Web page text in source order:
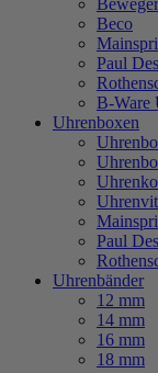
Beco
Paul
B-Ware
Uhrenboxen
Paul
Uhrenbänder
12 mm
14 mm
16 mm
18 mm